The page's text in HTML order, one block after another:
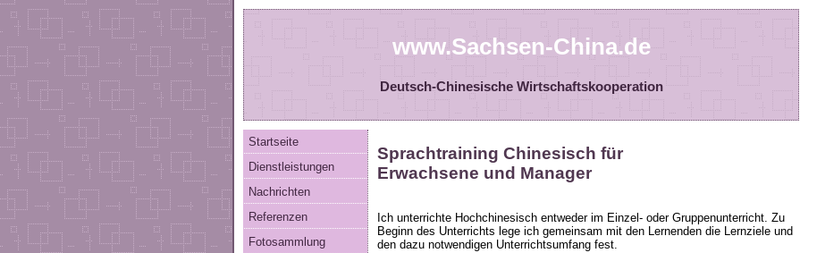
www.Sachsen-China.de
Deutsch-Chinesische Wirtschaftskooperation
Startseite
Dienstleistungen
Nachrichten
Referenzen
Fotosammlung
Sprachtraining Chinesisch für
Erwachsene und Manager
Ich unterrichte Hochchinesisch entweder im Einzel- oder Gruppenunterricht. Zu
Beginn des Unterrichts lege ich gemeinsam mit den Lernenden die Lernziele und
den dazu notwendigen Unterrichtsumfang fest.